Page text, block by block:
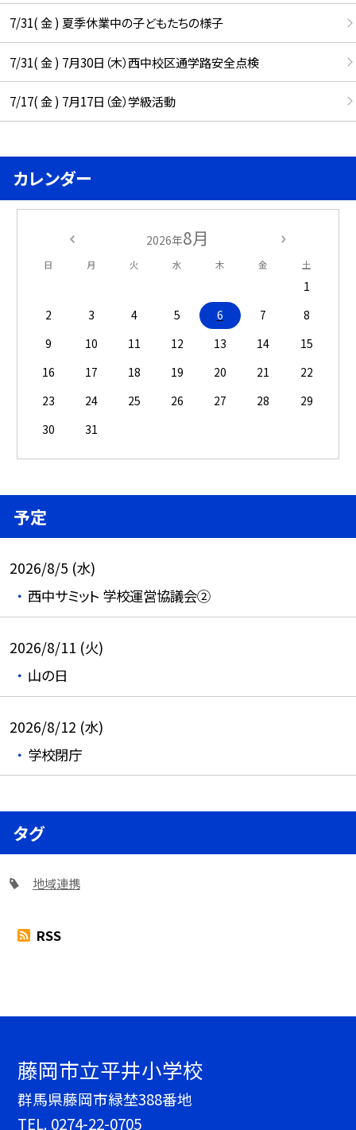
7/31( 金 ) 夏季休業中の子どもたちの様子
7/31( 金 ) 7月30日（木）西中校区通学路安全点検
7/17( 金 ) 7月17日（金）学級活動
カレンダー
2026年8月
日 月 火 水 木 金 土
1
2
3 4 5 6 7
8
9
10 11 12 13 14
15
16
17 18 19 20 21
22
23
24 25 26 27 28
29
30
31
予定
2026/8/5 (水)
西中サミット 学校運営協議会②
2026/8/11 (火)
山の日
2026/8/12 (水)
学校閉庁
タグ
地域連携
RSS
藤岡市立平井小学校
群馬県藤岡市緑埜388番地
TEL. 0274-22-0705